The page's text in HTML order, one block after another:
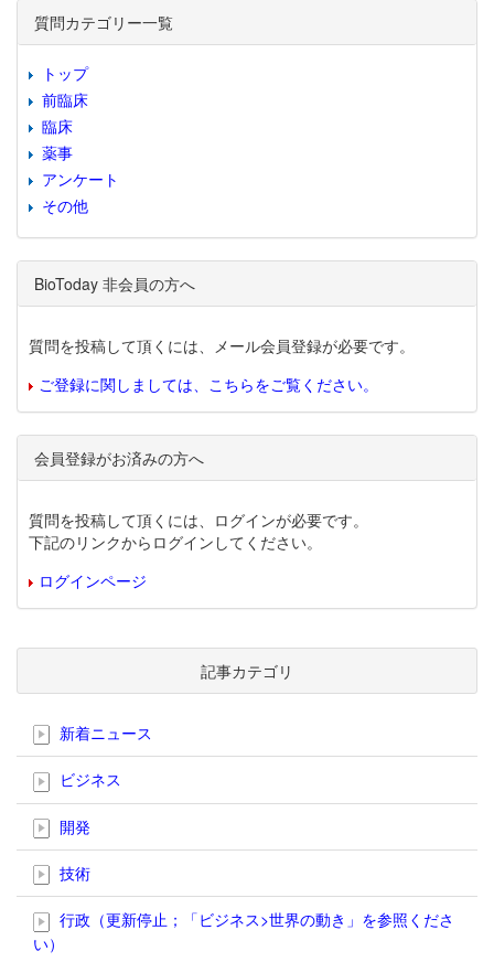
質問カテゴリー一覧
トップ
前臨床
臨床
薬事
アンケート
その他
BioToday 非会員の方へ
質問を投稿して頂くには、メール会員登録が必要です。
ご登録に関しましては、こちらをご覧ください。
会員登録がお済みの方へ
質問を投稿して頂くには、ログインが必要です。
下記のリンクからログインしてください。
ログインページ
記事カテゴリ
新着ニュース
ビジネス
開発
技術
行政（更新停止；「ビジネス>世界の動き」を参照くださ
い）